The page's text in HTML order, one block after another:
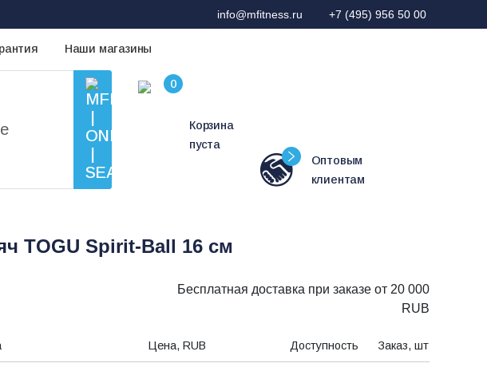
info@mfitness.ru +7 (495) 956 50 00
Наши магазины
Корзина
пуста
Оптовым
клиентам
TOGU Spirit-Ball 16 см
Бесплатная доставка при заказе от 20 000
RUB
Цена, RUB Доступность Заказ, шт